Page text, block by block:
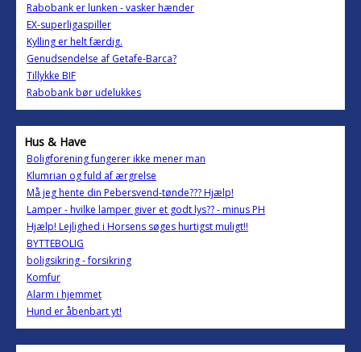
Rabobank er lunken - vasker hænder
EX-superligaspiller
Kylling er helt færdig.
Genudsendelse af Getafe-Barca?
Tillykke BIF
Rabobank bør udelukkes
Hus & Have
Boligforening fungerer ikke mener man
Klumrian og fuld af ærgrelse
Må jeg hente din Pebersvend-tønde??? Hjælp!
Lamper - hvilke lamper giver et godt lys?? - minus PH
Hjælp! Lejlighed i Horsens søges hurtigst muligt!!
BYTTEBOLIG
boligsikring - forsikring
Komfur
Alarm i hjemmet
Hund er åbenbart yt!